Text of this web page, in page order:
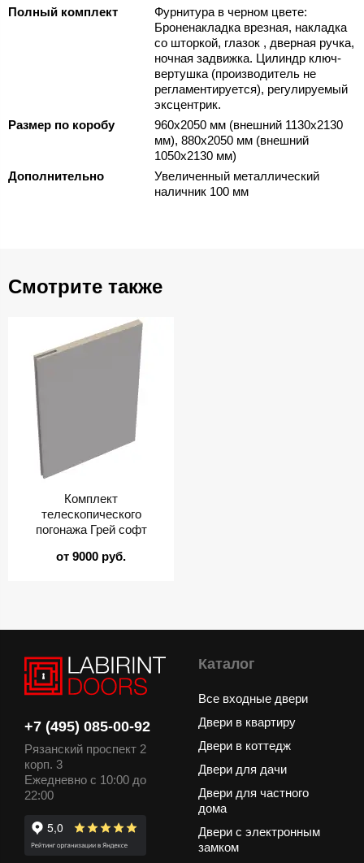
Полный комплект
Фурнитура в черном цвете:
Броненакладка врезная, накладка
со шторкой, глазок , дверная ручка,
ночная задвижка. Цилиндр ключ-
вертушка (производитель не
регламентируется), регулируемый
эксцентрик.
Размер по коробу
960х2050 мм (внешний 1130х2130
мм), 880х2050 мм (внешний
1050х2130 мм)
Дополнительно
Увеличенный металлический
наличник 100 мм
Смотрите также
Комплект
телескопического
погонажа Грей софт
от 9000 руб.
+7 (495) 085-00-92
Рязанский проспект 2
корп. 3
Ежедневно с 10:00 до
22:00
Каталог
Все входные двери
Двери в квартиру
Двери в коттедж
Двери для дачи
Двери для частного
дома
Двери с электронным
замком